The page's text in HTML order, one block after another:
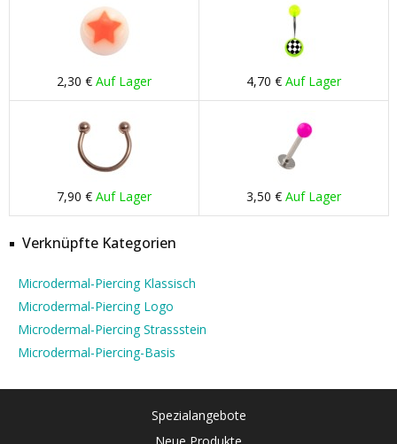
2,30 € Auf Lager 4,70 € Auf Lager
7,90 € Auf Lager 3,50 € Auf Lager
Verknüpfte Kategorien
Microdermal-Piercing Klassisch
Microdermal-Piercing Logo
Microdermal-Piercing Strassstein
Microdermal-Piercing-Basis
Spezialangebote